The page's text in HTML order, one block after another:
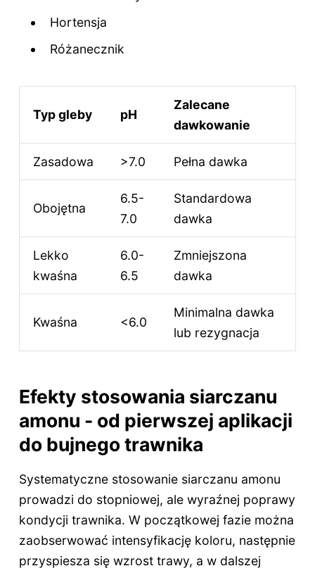
Hortensja
Różanecznik
Typ gleby pH
Zalecane
dawkowanie
Zasadowa >7.0 Pełna dawka
Obojętna
6.5-
7.0
Standardowa
dawka
Lekko
kwaśna
6.0-
6.5
Zmniejszona
dawka
Kwaśna <6.0
Minimalna dawka
lub rezygnacja
Efekty stosowania siarczanu
amonu - od pierwszej aplikacji
do bujnego trawnika
Systematyczne stosowanie siarczanu amonu
prowadzi do stopniowej, ale wyraźnej poprawy
kondycji trawnika. W początkowej fazie można
zaobserwować intensyfikację koloru, następnie
przyspiesza się wzrost trawy, a w dalszej